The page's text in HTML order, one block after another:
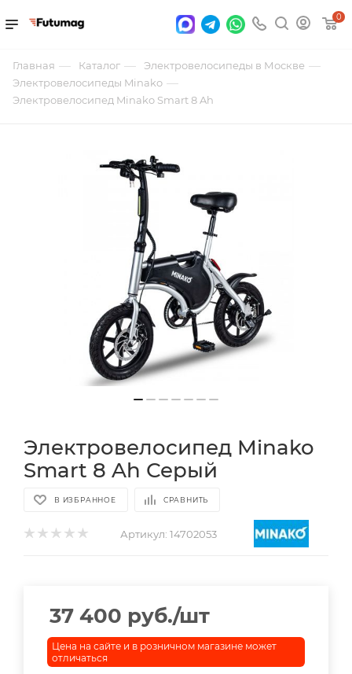
0
Главная — Каталог — Электровелосипеды в Москве —
Электровелосипеды Minako —
Электровелосипед Minako Smart 8 Ah
Электровелосипед Minako
Smart 8 Ah Серый
В ИЗБРАННОЕ СРАВНИТЬ
Артикул: 14702053
37 400 руб./шт
Цена на сайте и в розничном магазине может
отличаться